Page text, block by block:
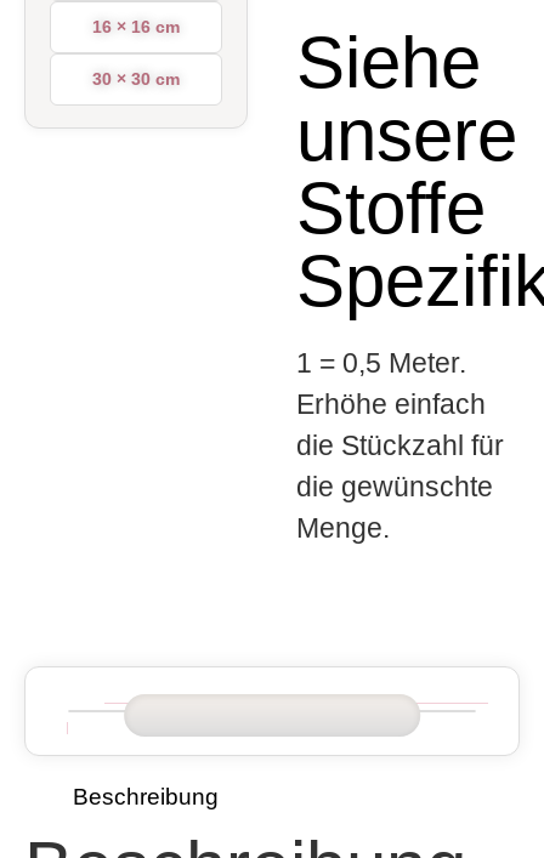
16 × 16 cm
30 × 30 cm
Siehe
unsere
Stoffe
1 = 0,5 Meter.
Erhöhe einfach
die Stückzahl für
die gewünschte
Menge.
Beschreibung